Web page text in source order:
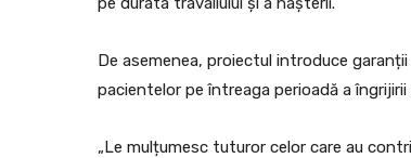
De asemenea, proiectul introduce
pacientelor pe întreaga perioadă a îngrijirii
„Le mulțumesc tuturor celor care au